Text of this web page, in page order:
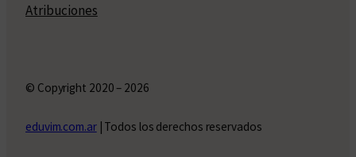
Atribuciones
© Copyright 2020 – 2026
eduvim.com.ar| Todos los derechos reservados